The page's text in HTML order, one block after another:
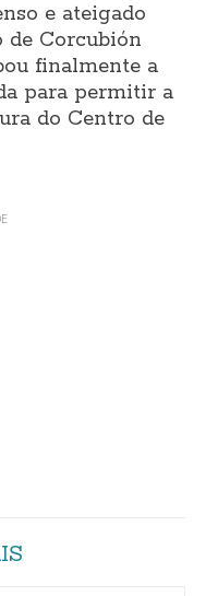
e ateigado
de Corcubión
finalmente a
para permitir a
do Centro de